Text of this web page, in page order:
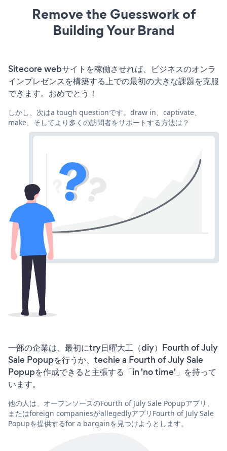
Remove the Guesswork of
Building Your Brand
Sitecore webサイトを稼働させれば、ビジネスのオンラ
インプレゼンスを構築する上での最初の大きな課題を克服
できます。おめでとう！
しかし、次はa tough questionです。draw in、captivate、
make、そしてより多くの訪問者をサポートする方法は？
一部の企業は、最初にtry日曜大工（diy）Fourth of July
Sale Popupを行うか、techie a Fourth of July Sale
Popupを作成できると主張する「in 'no time'」を持って
います。
他の人は、オープンソースのFourth of July Sale Popupアプリ、
またはforeign companiesがallegedlyアプリFourth of July Sale
Popupを提供するfor a bargainを見つけようとします。